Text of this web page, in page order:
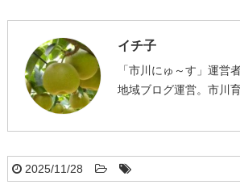
イチ子
「市川にゅ～す」運営
地域ブログ運営。市川
2025/11/28